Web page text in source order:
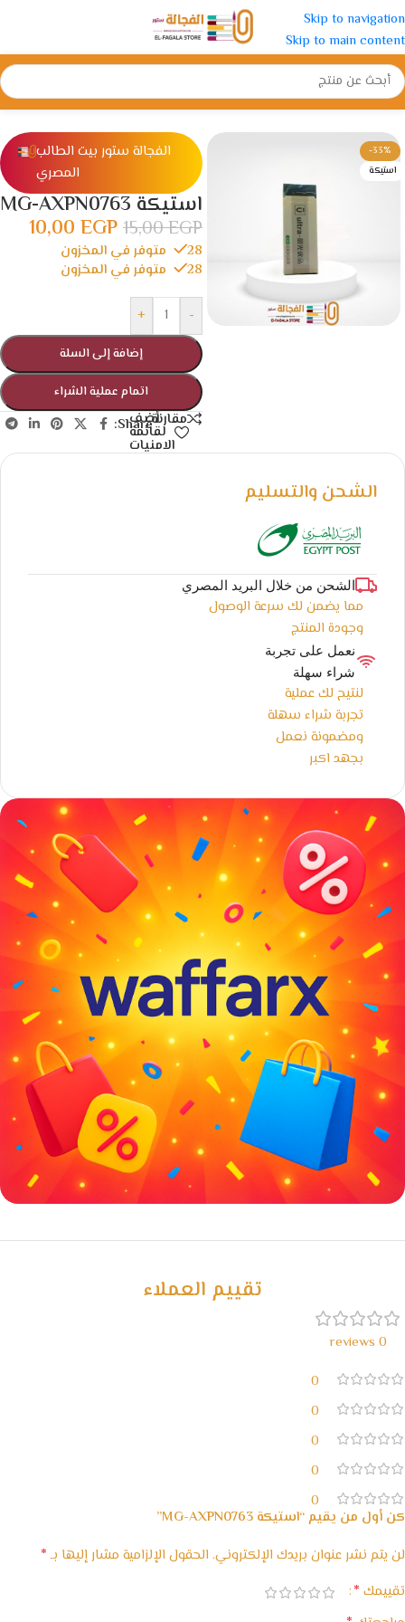
Skip to navigation
Skip to main content
الرئيسية/ادوات مدرسية/استيكة و برايه
-33%
استيكة
الفجالة ستور بيت الطالب
المصري
استيكة MG-AXPN0763
15,00EGP
10,00 EGP
28 متوفر في المخزون
28 متوفر في المخزون
-
+
إضافة إلى السلة
اتمام عملية الشراء
مقارنةأضف
لقائمة
الامنيات
Share:
الشحن والتسليم
الشحن من خلال البريد المصري
مما يضمن لك سرعة الوصول
وجودة المنتج
نعمل على تجربة
شراء سهلة
لنتيح لك عملية
تجربة شراء سهلة
ومضمونة نعمل
بجهد اكبر
خصومات كبيرة
تقييم العملاء
0 reviews
0
0
0
0
0
كن أول من يقيم “استيكة MG-AXPN0763”
لن يتم نشر عنوان بريدك الإلكتروني. الحقول الإلزامية مشار إليها بـ*
تقييمك *